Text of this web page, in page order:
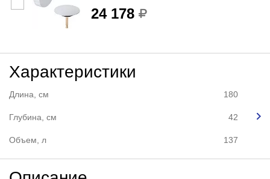
24 178
Характеристики
Длина, см 180
Глубина, см 42
Объем, л 137